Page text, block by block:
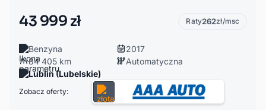
43 999 zł Raty262zł/msc
Benzyna
2017
84 405 km
Automatyczna
Lublin (Lubelskie)
Zobacz oferty: